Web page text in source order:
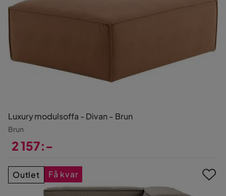
Luxury modulsoffa - Divan - Brun
Brun
2 157:-
Outlet Få kvar